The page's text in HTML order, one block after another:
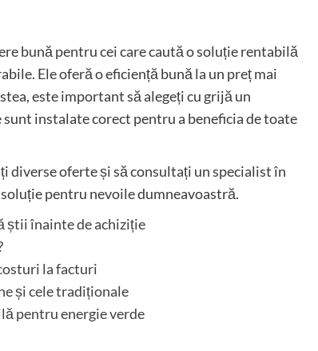
bună pentru cei care caută o soluție rentabilă
Ele oferă o eficiență bună la un preț mai
este important să alegeți cu grijă un
instalate corect pentru a beneficia de toate
diverse oferte și să consultați un specialist în
pentru nevoile dumneavoastră.
știi înainte de achiziție
la facturi
și cele tradiționale
pentru energie verde